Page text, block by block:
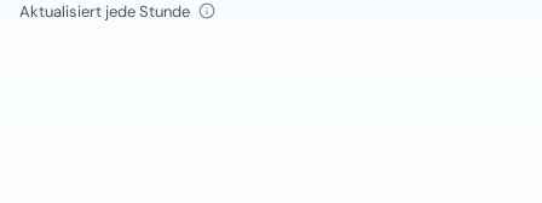
Aktualisiert jede Stunde